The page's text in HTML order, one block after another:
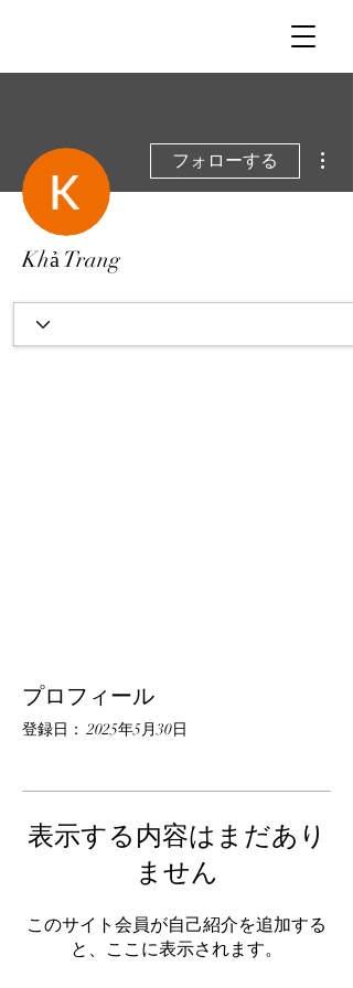
フォローする
Khả Trang
プロフィール
登録日： 2025年5月30日
表示する内容はまだあり
ません
このサイト会員が自己紹介を追加する
と、ここに表示されます。